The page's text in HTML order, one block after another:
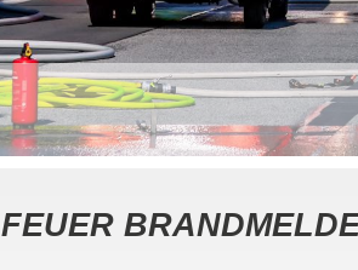
FEUER